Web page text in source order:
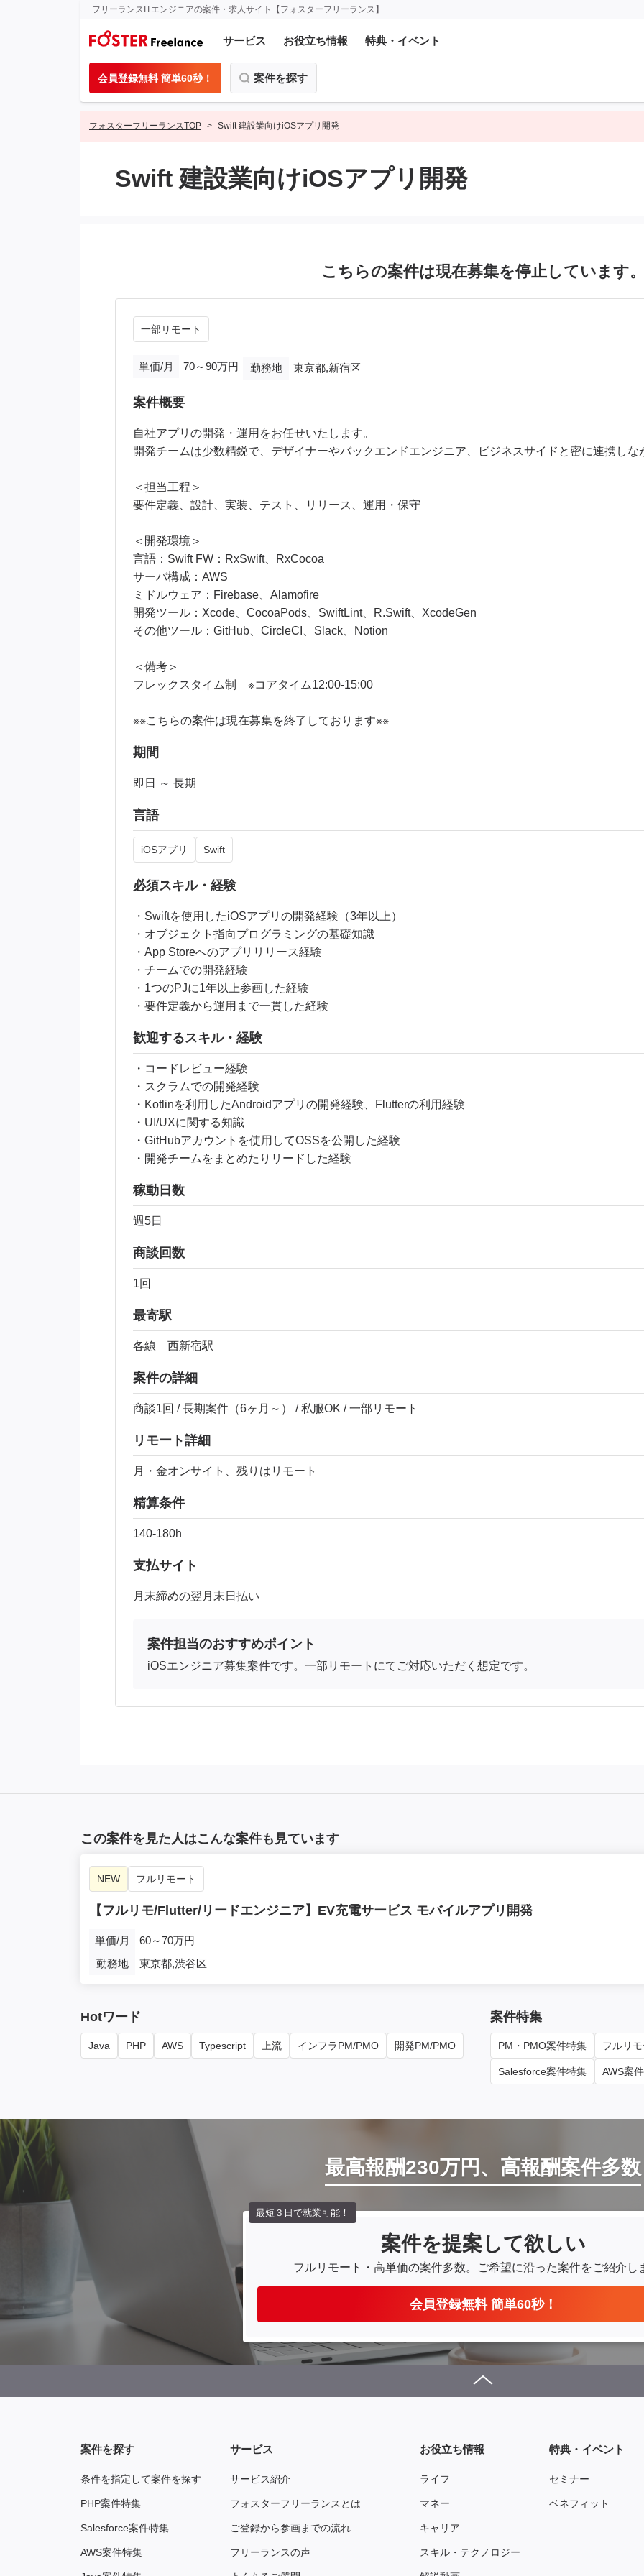
フリーランスITエンジニアの案件・求人サイト【フォスターフリーランス】
サービス お役立ち情報 特典・イベント
会員登録無料 簡単60秒！ 案件を探す
フォスターフリーランスTOP Swift 建設業向けiOSアプリ開発
Swift 建設業向けiOSアプリ開発
こちらの案件は現在募集を停止しています。
一部リモート
単価/月 70～90万円 勤務地 東京都,新宿区
案件概要
自社アプリの開発・運用をお任せいたします。
開発チームは少数精鋭で、デザイナーやバックエンドエンジニア、ビジネスサイドと密に連携しな
＜担当工程＞
要件定義、設計、実装、テスト、リリース、運用・保守
＜開発環境＞
言語：Swift FW：RxSwift、RxCocoa
サーバ構成：AWS
ミドルウェア：Firebase、Alamofire
開発ツール：Xcode、CocoaPods、SwiftLint、R.Swift、XcodeGen
その他ツール：GitHub、CircleCI、Slack、Notion
＜備考＞
フレックスタイム制 ※コアタイム12:00-15:00
※※こちらの案件は現在募集を終了しております※※
期間
即日 ～ 長期
言語
iOSアプリ Swift
必須スキル・経験
・Swiftを使用したiOSアプリの開発経験（3年以上）
・オブジェクト指向プログラミングの基礎知識
・App Storeへのアプリリリース経験
・チームでの開発経験
・1つのPJに1年以上参画した経験
・要件定義から運用まで一貫した経験
歓迎するスキル・経験
・コードレビュー経験
・スクラムでの開発経験
・Kotlinを利用したAndroidアプリの開発経験、Flutterの利用経験
・UI/UXに関する知識
・GitHubアカウントを使用してOSSを公開した経験
・開発チームをまとめたりリードした経験
稼動日数
週5日
商談回数
1回
最寄駅
各線 西新宿駅
案件の詳細
商談1回 / 長期案件（6ヶ月～） / 私服OK / 一部リモート
リモート詳細
月・金オンサイト、残りはリモート
精算条件
140-180h
支払サイト
月末締めの翌月末日払い
案件担当のおすすめポイント
iOSエンジニア募集案件です。一部リモートにてご対応いただく想定です。
この案件を見た人はこんな案件も見ています
NEW フルリモート
【フルリモ/Flutter/リードエンジニア】EV充電サービス モバイルアプリ開発
単価/月
60～70万円
勤務地
東京都,渋谷区
Hotワード
Java PHP AWS Typescript 上流 インフラPM/PMO 開発PM/PMO
案件特集
PM・PMO案件特集 フルリ
Salesforce案件特集 AWS案
最高報酬230万円、高報酬案件多数
案件を提案して欲しい
フルリモート・高単価の案件多数。 ご希望に沿った案件をご紹介し
会員登録無料 簡単60秒！
最短３日で就業可能！
案件を探す
条件を指定して案件を探す
PHP案件特集
Salesforce案件特集
AWS案件特集
サービス
サービス紹介
フォスターフリーランスとは
ご登録から参画までの流れ
フリーランスの声
お役立ち情報
ライフ
マネー
キャリア
スキル・テクノロジー
特典・イベント
セミナー
ベネフィット